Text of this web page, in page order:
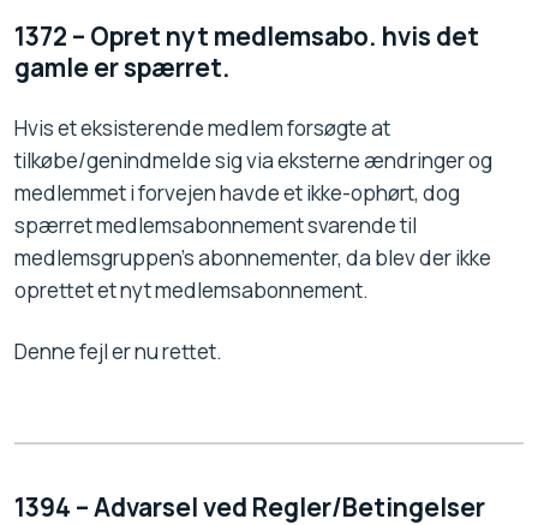
1372 – Opret nyt medlemsabo. hvis det
gamle er spærret.
Hvis et eksisterende medlem forsøgte at
tilkøbe/genindmelde sig via eksterne ændringer og
medlemmet i forvejen havde et ikke-ophørt, dog
spærret medlemsabonnement svarende til
medlemsgruppen’s abonnementer, da blev der ikke
oprettet et nyt medlemsabonnement.
Denne fejl er nu rettet.
1394 – Advarsel ved Regler/Betingelser